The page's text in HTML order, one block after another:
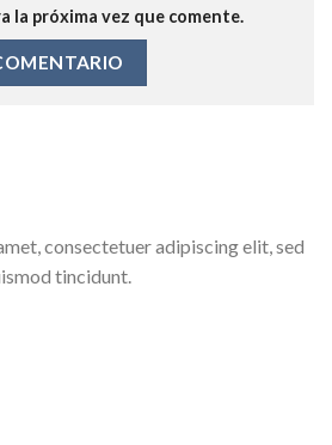
la próxima vez que comente.
consectetuer adipiscing elit, sed
tincidunt.